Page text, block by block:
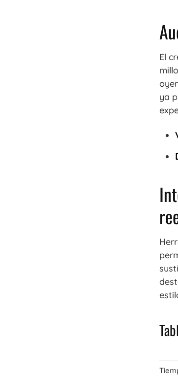
El
ya